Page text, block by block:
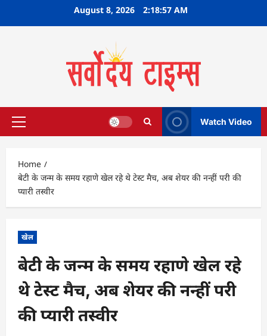
August 8, 2026 2:18:58 AM
Primary
Watch Video
Home
बेटी के जन्म के समय रहाणे खेल रहे थे टेस्ट मैच, अब शेयर की नन्हीं परी की
प्यारी तस्वीर
खेल
बेटी के जन्म के समय रहाणे खेल रहे
थे टेस्ट मैच, अब शेयर की नन्हीं परी
की प्यारी तस्वीर